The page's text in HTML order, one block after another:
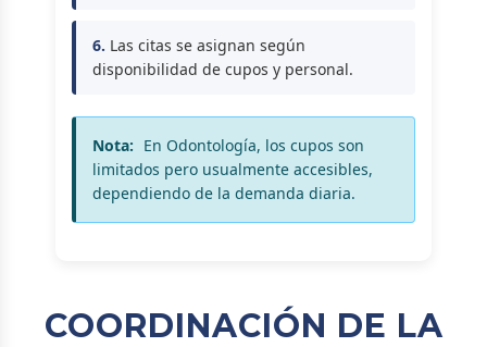
6. Las citas se asignan según
disponibilidad de cupos y personal.
Nota: En Odontología, los cupos son
limitados pero usualmente accesibles,
dependiendo de la demanda diaria.
COORDINACIÓN DE LA